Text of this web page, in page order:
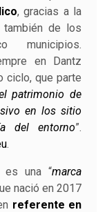
, gracias a la
de los
municipios.
en Dantz
ciclo, que parte
patrimonio de
en los sitio
del entorno”.
.
es una “marca
nació en 2017
referente en